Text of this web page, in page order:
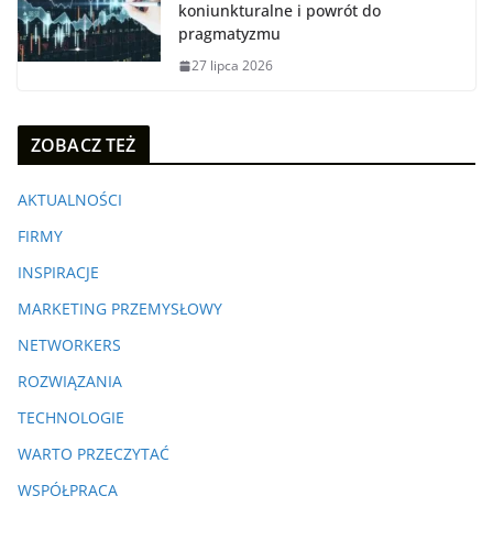
koniunkturalne i powrót do
pragmatyzmu
27 lipca 2026
ZOBACZ TEŻ
AKTUALNOŚCI
FIRMY
INSPIRACJE
MARKETING PRZEMYSŁOWY
NETWORKERS
ROZWIĄZANIA
TECHNOLOGIE
WARTO PRZECZYTAĆ
WSPÓŁPRACA